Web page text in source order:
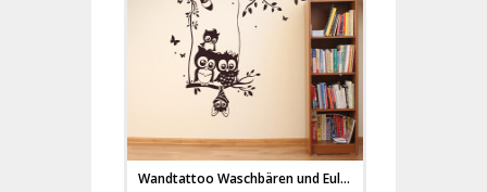
Wandtattoo Waschbären und Eulen auf Baum mit Punkte und Schmetterlinge M1545